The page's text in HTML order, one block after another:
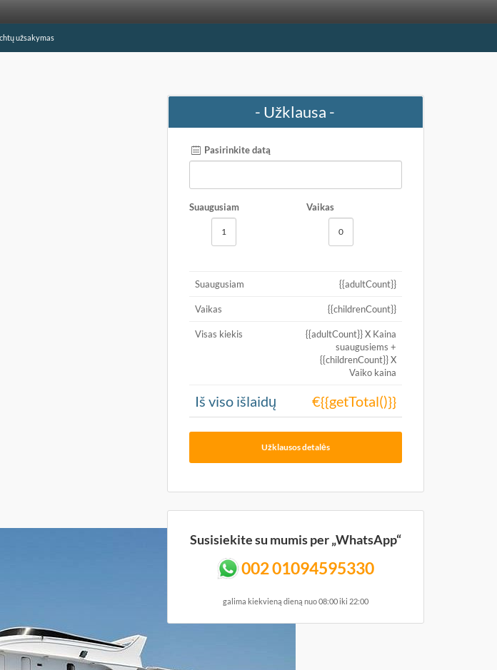
užsakymas
- Užklausa -
Pasirinkite datą
Suaugusiam Vaikas
Suaugusiam {{adultCount}}
Vaikas {{childrenCount}}
Visas kiekis
{{adultCount}} X Kaina
suaugusiems +
{{childrenCount}} X
Vaiko kaina
Iš viso išlaidų €{{getTotal()}}
Užklausos detalės
Susisiekite su mumis per „WhatsApp“
002 01094595330
galima kiekvieną dieną nuo 08:00 iki 22:00